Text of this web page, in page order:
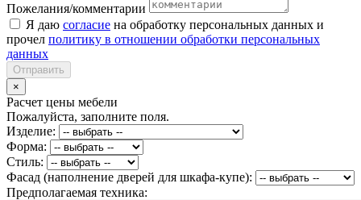
Пожелания/комментарии
Я даю согласие на обработку персональных данных и
прочел политику в отношении обработки персональных
данных
Отправить
×
Расчет цены мебели
Пожалуйста, заполните поля.
Изделие:
Форма:
Стиль:
Фасад (наполнение дверей для шкафа-купе):
Предполагаемая техника: